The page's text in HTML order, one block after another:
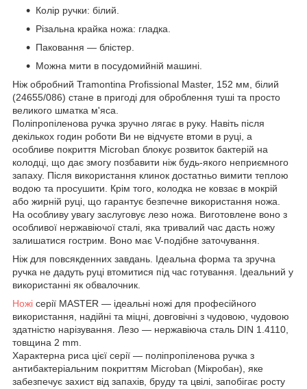
Колір ручки: білий.
Різальна крайка ножа: гладка.
Паковання — блістер.
Можна мити в посудомийній машині.
Ніж обробний Tramontina Profissional Master, 152 мм, білий
(24655/086) стане в пригоді для оброблення туші та просто
великого шматка м'яса.
Поліпропіленова ручка зручно лягає в руку. Навіть після
декількох годин роботи Ви не відчуєте втоми в руці, а
особливе покриття Microban блокує розвиток бактерій на
колодці, що дає змогу позбавити ніж будь-якого неприємного
запаху. Після використання клинок достатньо вимити теплою
водою та просушити. Крім того, колодка не ковзає в мокрій
або жирній руці, що гарантує безпечне використання ножа.
На особливу увагу заслуговує лезо ножа. Виготовлене воно з
особливої нержавіючої сталі, яка тривалий час дасть ножу
залишатися гострим. Воно має V-подібне заточування.
Ніж для повсякденних завдань. Ідеальна форма та зручна
ручка не дадуть руці втомитися під час готування. Ідеальний у
використанні як обвалочник.
Ножі серії MASTER — ідеальні ножі для професійного
використання, надійні та міцні, довговічні з чудовою, чудовою
здатністю нарізування. Лезо — нержавіюча сталь DIN 1.4110,
товщина 2 mm.
Характерна риса цієї серії — поліпропіленова ручка з
антибактеріальним покриттям Microban (Мікробан), яке
забезпечує захист від запахів, бруду та цвілі, запобігає росту